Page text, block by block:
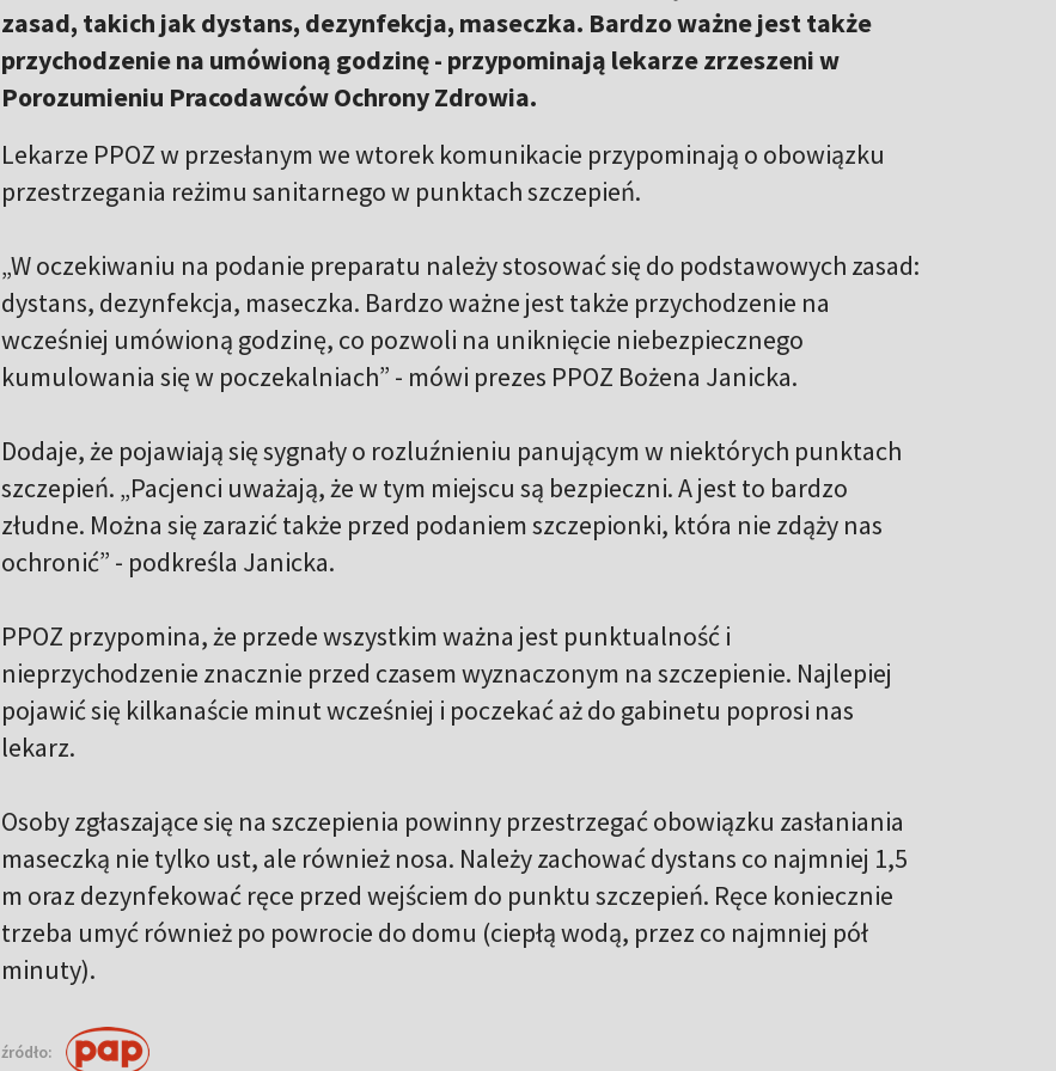
zasad, takich jak dystans, dezynfekcja, maseczka. Bardzo ważne jest także
przychodzenie na umówioną godzinę - przypominają lekarze zrzeszeni w
Porozumieniu Pracodawców Ochrony Zdrowia.
Lekarze PPOZ w przesłanym we wtorek komunikacie przypominają o obowiązku
przestrzegania reżimu sanitarnego w punktach szczepień.
„W oczekiwaniu na podanie preparatu należy stosować się do podstawowych zasad:
dystans, dezynfekcja, maseczka. Bardzo ważne jest także przychodzenie na
wcześniej umówioną godzinę, co pozwoli na uniknięcie niebezpiecznego
kumulowania się w poczekalniach” - mówi prezes PPOZ Bożena Janicka.
Dodaje, że pojawiają się sygnały o rozluźnieniu panującym w niektórych punktach
szczepień. „Pacjenci uważają, że w tym miejscu są bezpieczni. A jest to bardzo
złudne. Można się zarazić także przed podaniem szczepionki, która nie zdąży nas
ochronić” - podkreśla Janicka.
PPOZ przypomina, że przede wszystkim ważna jest punktualność i
nieprzychodzenie znacznie przed czasem wyznaczonym na szczepienie. Najlepiej
pojawić się kilkanaście minut wcześniej i poczekać aż do gabinetu poprosi nas
lekarz.
Osoby zgłaszające się na szczepienia powinny przestrzegać obowiązku zasłaniania
maseczką nie tylko ust, ale również nosa. Należy zachować dystans co najmniej 1,5
m oraz dezynfekować ręce przed wejściem do punktu szczepień. Ręce koniecznie
trzeba umyć również po powrocie do domu (ciepłą wodą, przez co najmniej pół
minuty).
źródło: